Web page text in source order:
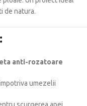
de natura.
anti-rozatoare
umezelii